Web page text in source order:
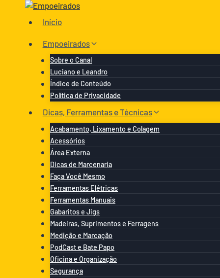
Início
Empoeirados
Sobre o Canal
Luciano e Leandro
Índice de Conteúdo
Política de Privacidade
Dicas, Ferramentas e Técnicas
Acabamento, Lixamento e Colagem
Acessórios
Área Externa
Dicas de Marcenaria
Faça Você Mesmo
Ferramentas Elétricas
Ferramentas Manuais
Gabaritos e Jigs
Madeiras, Suprimentos e Ferragens
Medição e Marcação
PodCast e Bate Papo
Oficina e Organização
Segurança